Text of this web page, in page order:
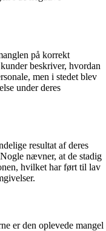
på korrekt
beskriver, hvordan
men i stedet blev
under deres
resultat af deres
nævner, at de stadig
hvilket har ført til lav
er den oplevede mangel